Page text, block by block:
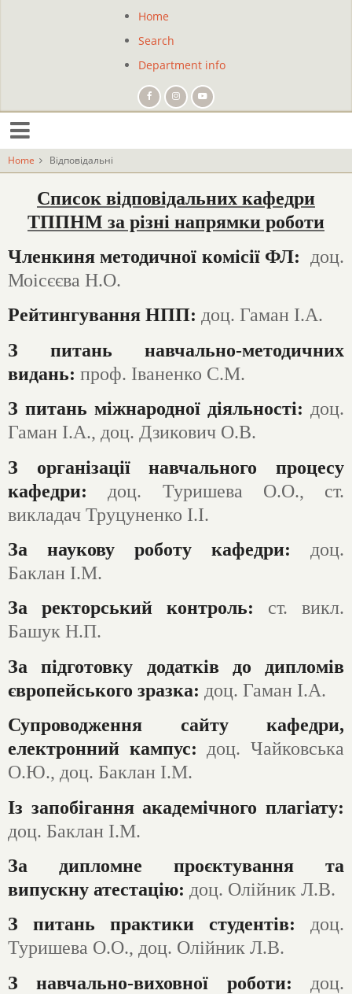
Site
navigation
Home
Search
Department info
Home Відповідальні
Список відповідальних кафедри
ТППНМ за різні напрямки роботи
Членкиня методичної комісії ФЛ: доц.
Моісєєва Н.О.
Рейтингування НПП: доц. Гаман І.А.
З питань навчально-методичних
видань: проф. Іваненко С.М.
З питань міжнародної діяльності: доц.
Гаман І.А., доц. Дзикович О.В.
З організації навчального процесу
кафедри: доц. Туришева О.О., ст.
викладач Труцуненко І.І.
За наукову роботу кафедри: доц.
Баклан І.М.
За ректорський контроль: ст. викл.
Башук Н.П.
За підготовку додатків до дипломів
європейського зразка: доц. Гаман І.А.
Супроводження сайту кафедри,
електронний кампус: доц. Чайковська
О.Ю., доц. Баклан І.М.
Із запобігання академічного плагіату:
доц. Баклан І.М.
За дипломне проєктування та
випускну атестацію: доц. Олійник Л.В.
З питань практики студентів: доц.
Туришева О.О., доц. Олійник Л.В.
З навчально-виховної роботи: доц.